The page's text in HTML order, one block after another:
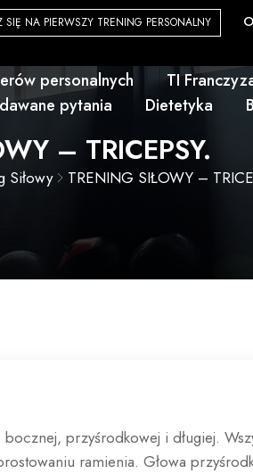
SIĘ NA PIERWSZY TRENING PERSONALNY
personalnych TI
pytania
Dietetyka
– TRICEPSY.
Siłowy TRENING SIŁOWY –
przyśrodkowej i długiej.
ramienia. Głowa